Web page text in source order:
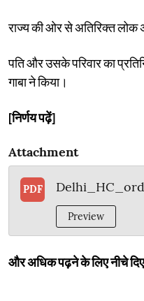
राज्य की ओर से अतिरिक्त
पति और उसके परिवार का
गाबा ने किया।
[निर्णय पढ़ें]
Attachment
PDF
Preview
और अधिक पढ़ने के लिए नीचे